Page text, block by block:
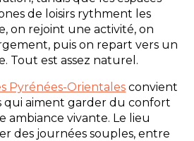
de loisirs rythment les
on rejoint une activité, on
puis on repart vers un
Tout est assez naturel.
Pyrénées-Orientales convient
qui aiment garder du confort
ambiance vivante. Le lieu
des journées souples, entre